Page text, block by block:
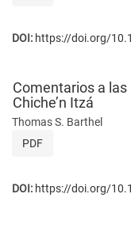
DOI: https://doi.org/
Comentarios a
Chiche’n Itzá
Thomas S. Barthel
PDF
DOI: https://doi.org/